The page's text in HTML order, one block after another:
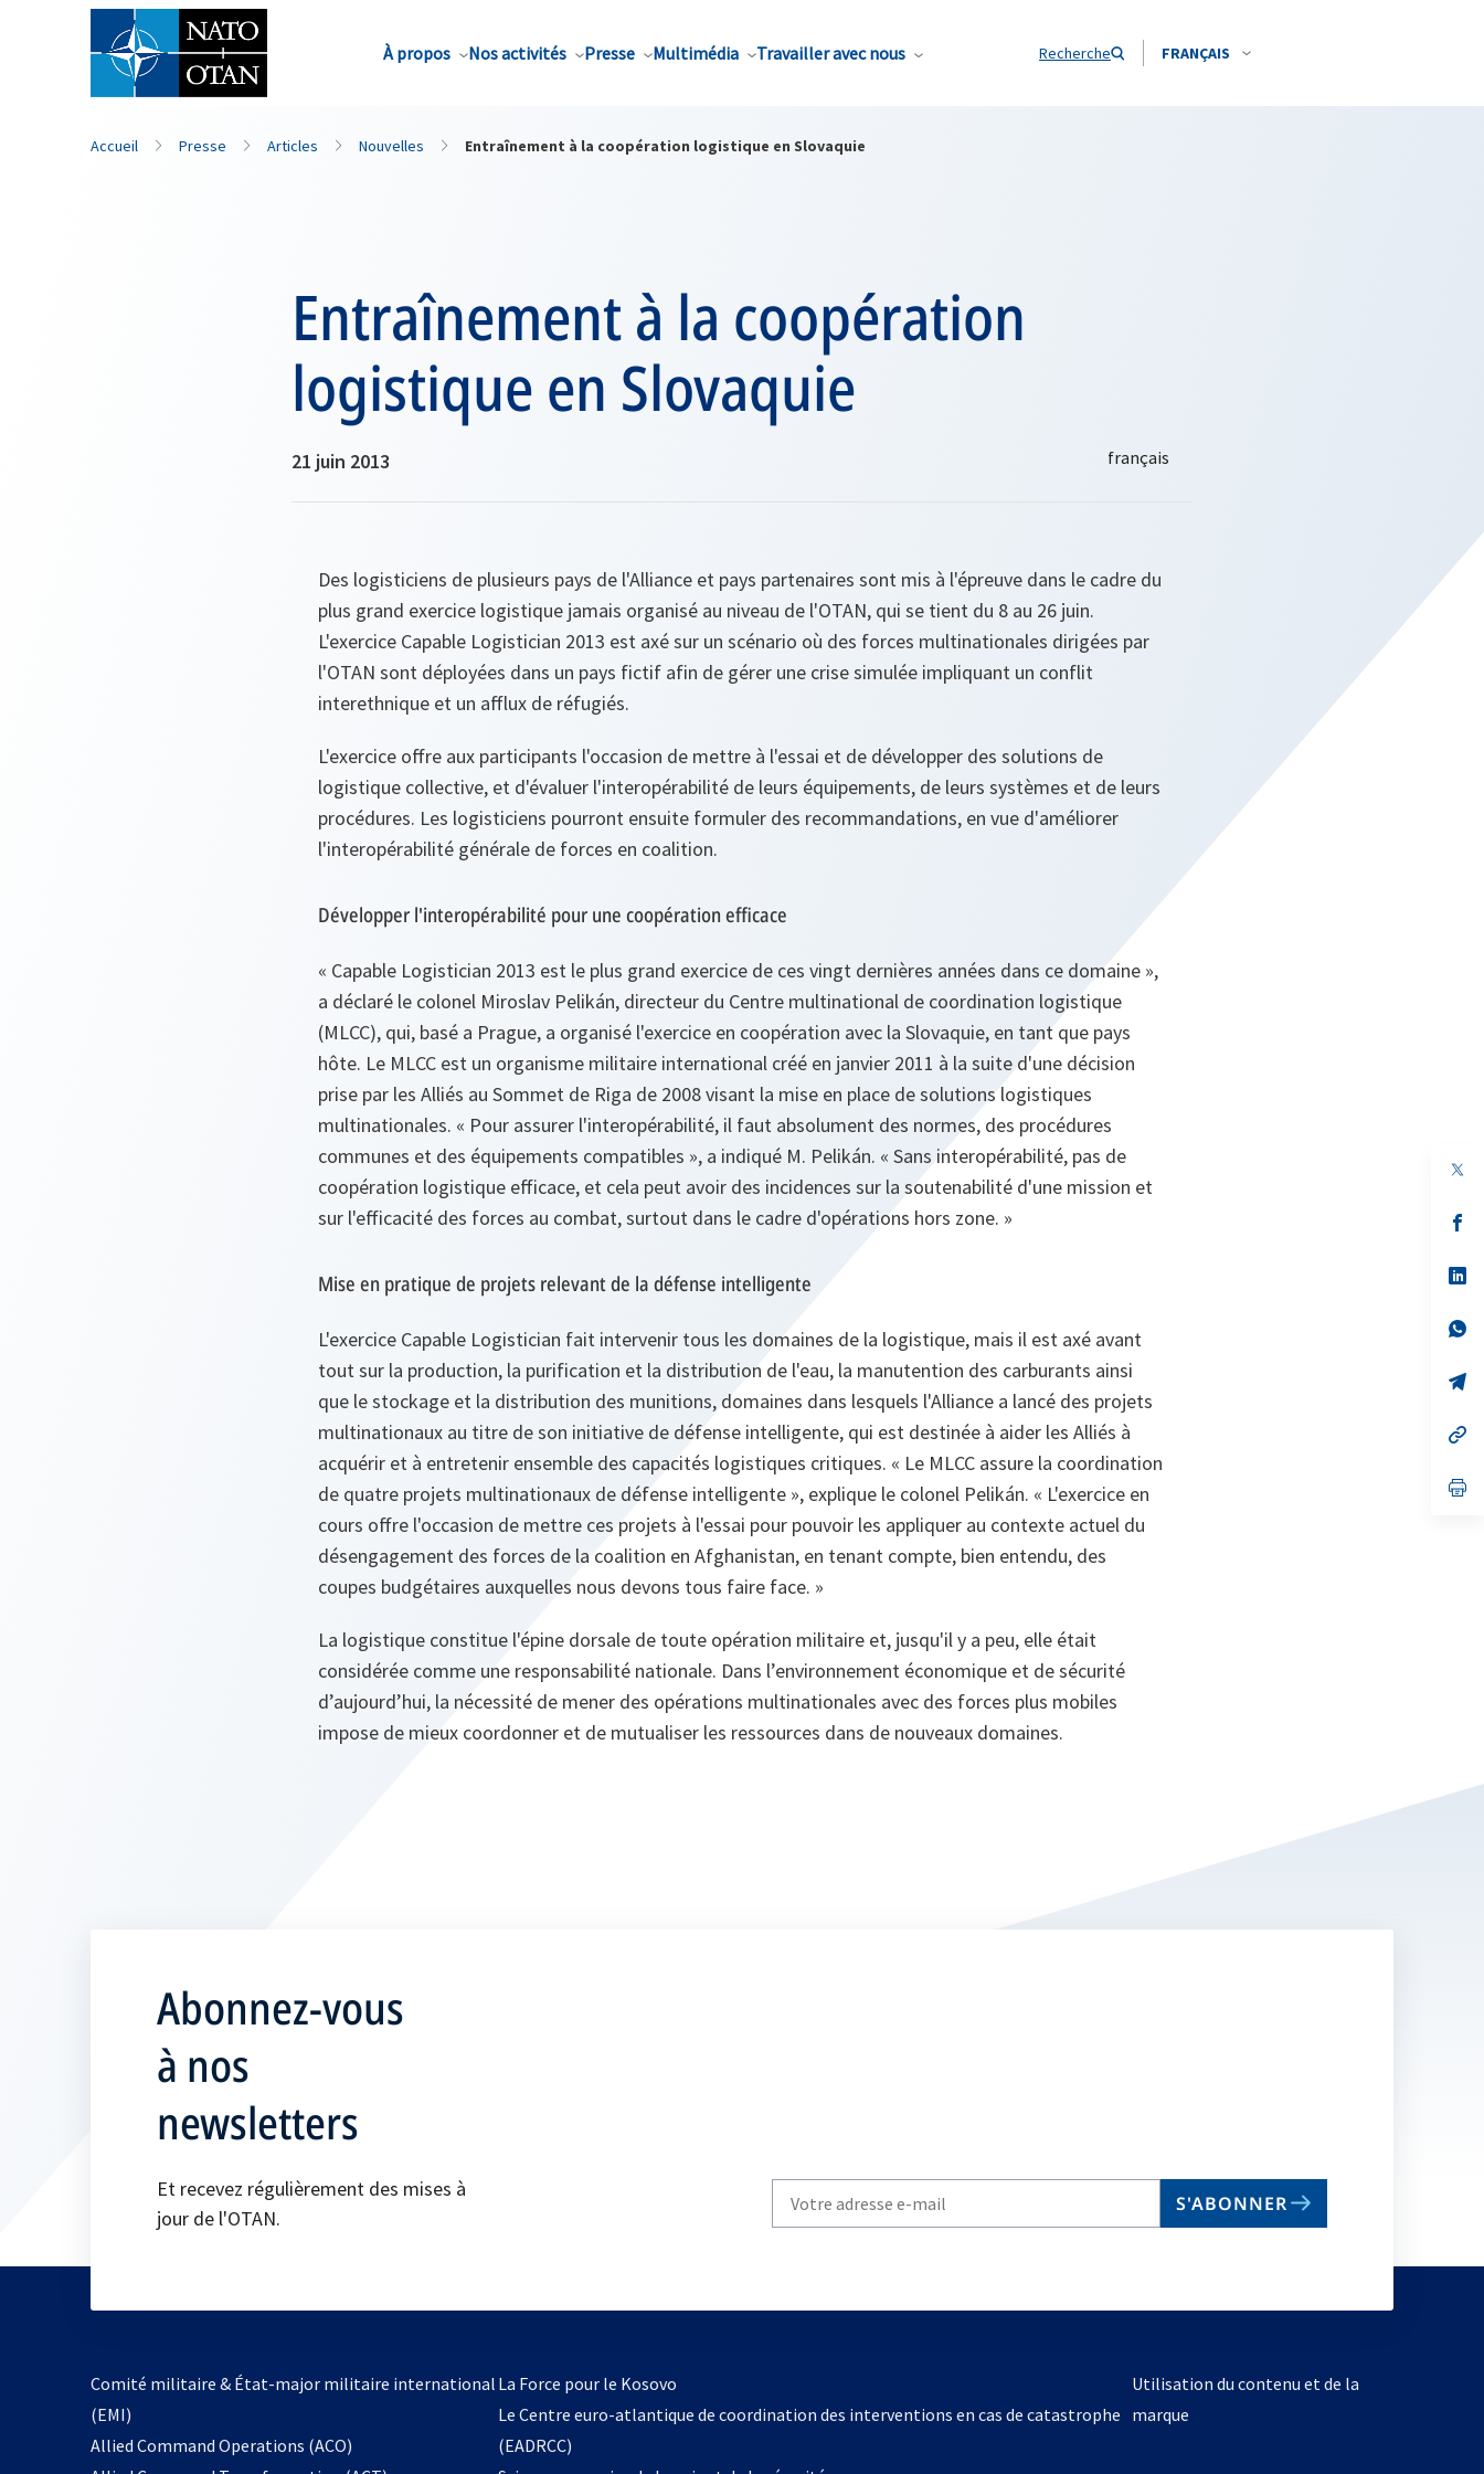
À propos Nos activités Presse Multimédia Travailler avec nous Recherche FRANÇAIS
Nom de famille*
Accueil Presse Articles Nouvelles Entraînement à la coopération logistique en Slovaquie
Entraînement à la coopération
logistique en Slovaquie
21 juin 2013
Des logisticiens de plusieurs pays de l'Alliance et pays partenaires sont mis à l'épreuve dans le cadre du
plus grand exercice logistique jamais organisé au niveau de l'OTAN, qui se tient du 8 au 26 juin.
L'exercice Capable Logistician 2013 est axé sur un scénario où des forces multinationales dirigées par
l'OTAN sont déployées dans un pays fictif afin de gérer une crise simulée impliquant un conflit
interethnique et un afflux de réfugiés.
L'exercice offre aux participants l'occasion de mettre à l'essai et de développer des solutions de
logistique collective, et d'évaluer l'interopérabilité de leurs équipements, de leurs systèmes et de leurs
procédures. Les logisticiens pourront ensuite formuler des recommandations, en vue d'améliorer
l'interopérabilité générale de forces en coalition.
Développer l'interopérabilité pour une coopération efficace
« Capable Logistician 2013 est le plus grand exercice de ces vingt dernières années dans ce domaine »,
a déclaré le colonel Miroslav Pelikán, directeur du Centre multinational de coordination logistique
(MLCC), qui, basé a Prague, a organisé l'exercice en coopération avec la Slovaquie, en tant que pays
hôte. Le MLCC est un organisme militaire international créé en janvier 2011 à la suite d'une décision
prise par les Alliés au Sommet de Riga de 2008 visant la mise en place de solutions logistiques
multinationales. « Pour assurer l'interopérabilité, il faut absolument des normes, des procédures
communes et des équipements compatibles », a indiqué M. Pelikán. « Sans interopérabilité, pas de
coopération logistique efficace, et cela peut avoir des incidences sur la soutenabilité d'une mission et
sur l'efficacité des forces au combat, surtout dans le cadre d'opérations hors zone. »
Mise en pratique de projets relevant de la défense intelligente
L'exercice Capable Logistician fait intervenir tous les domaines de la logistique, mais il est axé avant
tout sur la production, la purification et la distribution de l'eau, la manutention des carburants ainsi
que le stockage et la distribution des munitions, domaines dans lesquels l'Alliance a lancé des projets
multinationaux au titre de son initiative de défense intelligente, qui est destinée à aider les Alliés à
acquérir et à entretenir ensemble des capacités logistiques critiques. « Le MLCC assure la coordination
de quatre projets multinationaux de défense intelligente », explique le colonel Pelikán. « L'exercice en
cours offre l'occasion de mettre ces projets à l'essai pour pouvoir les appliquer au contexte actuel du
désengagement des forces de la coalition en Afghanistan, en tenant compte, bien entendu, des
coupes budgétaires auxquelles nous devons tous faire face. »
La logistique constitue l'épine dorsale de toute opération militaire et, jusqu'il y a peu, elle était
considérée comme une responsabilité nationale. Dans l’environnement économique et de sécurité
d’aujourd’hui, la nécessité de mener des opérations multinationales avec des forces plus mobiles
impose de mieux coordonner et de mutualiser les ressources dans de nouveaux domaines.
Abonnez-vous
à nos
newsletters
Et recevez régulièrement des mises à
jour de l'OTAN.
S'ABONNER
Comité militaire & État-major militaire international
(EMI)
Allied Command Operations (ACO)
La Force pour le Kosovos’ouvre
dans
Le Centre euro-atlantique de coordination des interventions en cas de catastrophe
(EADRCC)
Utilisation du contenu et de la
marque